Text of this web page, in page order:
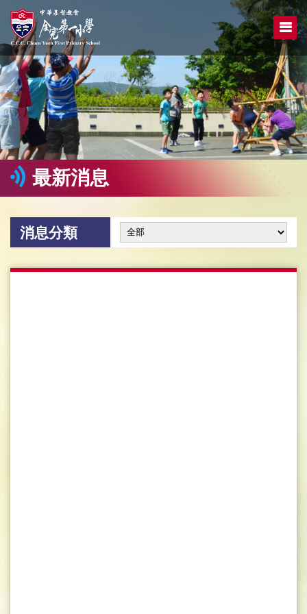
最新消息
消息分類